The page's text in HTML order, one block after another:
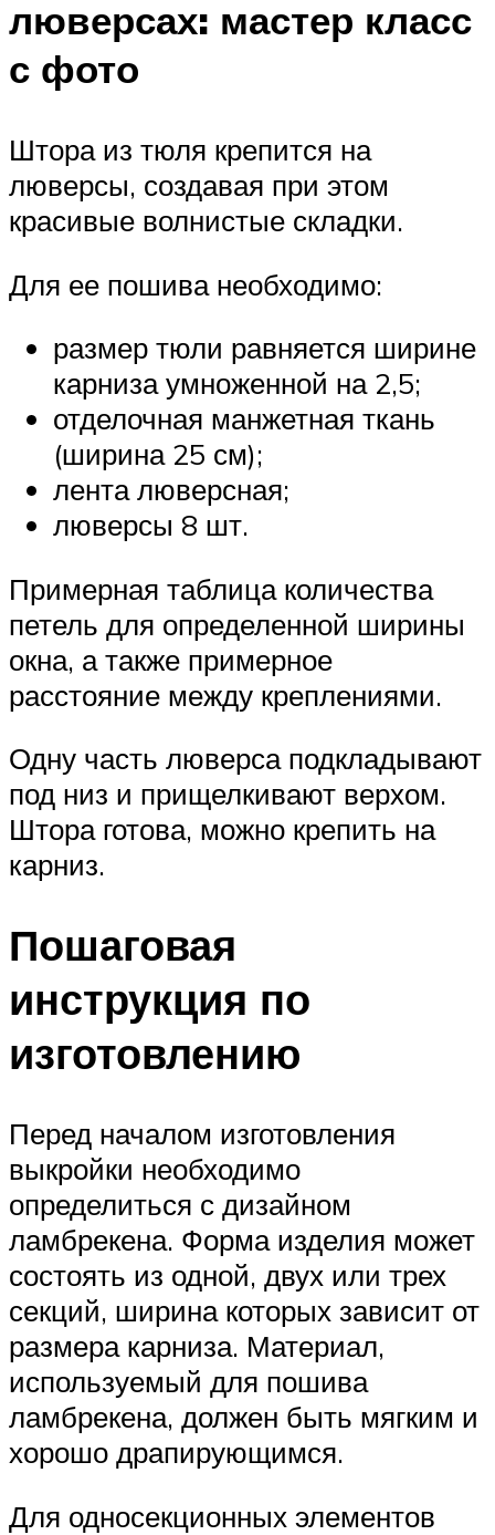
люверсах: мастер класс
с фото
Штора из тюля крепится на
люверсы, создавая при этом
красивые волнистые складки.
Для ее пошива необходимо:
размер тюли равняется ширине
карниза умноженной на 2,5;
отделочная манжетная ткань
(ширина 25 см);
лента люверсная;
люверсы 8 шт.
Примерная таблица количества
петель для определенной ширины
окна, а также примерное
расстояние между креплениями.
Одну часть люверса подкладывают
под низ и прищелкивают верхом.
Штора готова, можно крепить на
карниз.
Пошаговая
инструкция по
изготовлению
Перед началом изготовления
выкройки необходимо
определиться с дизайном
ламбрекена. Форма изделия может
состоять из одной, двух или трех
секций, ширина которых зависит от
размера карниза. Материал,
используемый для пошива
ламбрекена, должен быть мягким и
хорошо драпирующимся.
Для односекционных элементов